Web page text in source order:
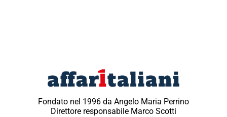
Fondato nel 1996 da Angelo Maria Perrino
Direttore responsabile Marco Scotti